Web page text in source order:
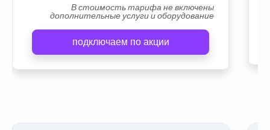
В стоимость тарифа не включены
дополнительные услуги и оборудование
подключаем по акции